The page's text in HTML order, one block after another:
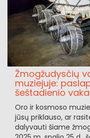
Žmogžudysčių
muziejuje:
šeštadienio
Oro ir kosmoso
jūsų priklauso, ar
dalyvauti šiame